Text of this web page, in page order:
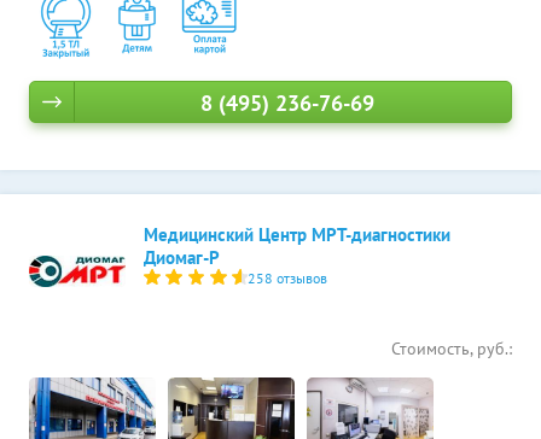
8 (495) 236-76-69
Медицинский Центр МРТ-диагностики
Диомаг-Р
258 отзывов
Стоимость, руб.: